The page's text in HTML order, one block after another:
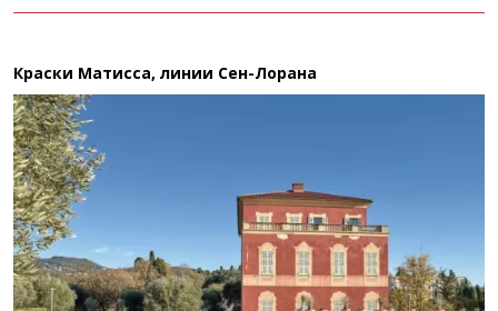
Краски Матисса, линии Сен-Лорана